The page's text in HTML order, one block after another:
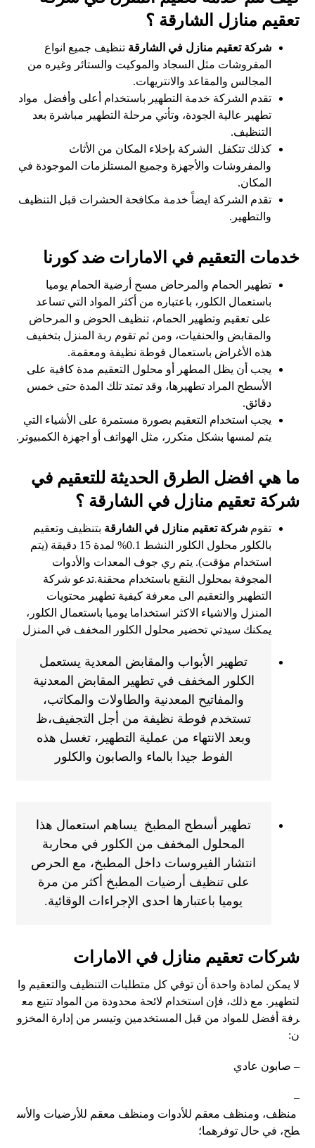
تعقيم منازل الشارقة ؟
شركة تعقيم منازل في الشارقة تنظيف جميع انواع
المفروشات مثل السجاد والموكيت والستائر وغيره من
المجالس والمقاعد والانتريهات.
تقدم الشركة خدمة التطهير باستخدام أعلى وأفضل مواد
تطهير عالية الجودة، وتأتي مرحلة التطهير مباشرة بعد
التنظيف.
كذلك تتكفل الشركة بإخلاء المكان من الأثاث
والمفروشات والأجهزة وجميع المستلزمات الموجودة في
المكان.
تقدم الشركة ايضاً خدمة مكافحة الحشرات قبل التنظيف
والتطهير.
خدمات التعقيم في الامارات ضد كورنا
تطهير الحمام والمرحاض مسح أرضية الحمام يوميا
باستعمال الكلور، باعتباره من أكثر المواد التي تساعد
على تعقيم وتطهير الحمام، تنظيف الحوض و المرحاض
والمقابض والحنفيات، ومن ثم تقوم ربة المنزل بتخفيف
هذه الأغراض باستعمال فوطة نظيفة ومعقمة.
يجب أن يظل المطهر أو محلول التعقيم مدة كافية على
الأسطح المراد تطهيرها، وقد تمتد تلك المدة حتى خمس
دقائق.
يجب استخدام التعقيم بصورة مستمرة على الأشياء التي
يتم لمسها بشكل متكرر، مثل الهواتف أو اجهزة الكمبيوتر.
ما هي افضل الطرق الحديثة للتعقيم في
شركة تعقيم منازل في الشارقة ؟
تقومشركة تعقيم منازل في الشارقة بتنظيف وتعقيم
بالكلور محلول الكلور النشط 0.1% لمدة 15 دقيقة (يتم
استخدام مؤقت). يتم ري جوف المعدات والأدوات
المجوفة بمحلول النقع باستخدام محقنة.تدعو شركة
التطهير والتعقيم الى معرفة كيفية تطهير محتويات
المنزل والاشياء الاكثر استخداما يوميا باستعمال الكلور،
يمكنك سيدتي تحضير محلول الكلور المخفف في المنزل
تطهير الأبواب والمقابض المعدية يستعمل
الكلور المخفف في تطهير المقابض المعدنية
والمفاتيح المعدنية والطاولات والمكاتب،
تستخدم فوطة نظيفة من أجل التجفيف،ظ
وبعد الانتهاء من عملية التطهير، تغسل هذه
الفوط جيدا بالماء والصابون والكلور
تطهير أسطح المطبخ يساهم استعمال هذا
المحلول المخفف من الكلور في محاربة
انتشار الفيروسات داخل المطبخ، مع الحرص
على تنظيف أرضيات المطبخ أكثر من مرة
يوميا باعتبارها احدى الإجراءات الوقائية.
شركات تعقيم منازل في الامارات
لا يمكن لمادة واحدة أن توفي كل متطلبات التنظيف والتعقيم وا
لتطهير. مع ذلك، فإن استخدام لائحة محدودة من المواد تتيع مع
رفة أفضل للمواد من قبل المستخدمين وتيسر من إدارة المخزو
ن:
– صابون عادي
–
منظف، ومنظف معقم للأدوات ومنظف معقم للأرضيات والأس
طح، في حال توفرهما؛